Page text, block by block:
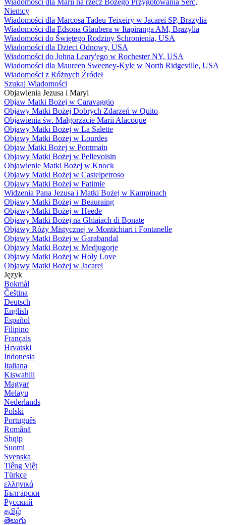
Niemcy
Wiadomości dla Marcosa Tadeu Teixeiry w Jacareí SP, Brazylia
Wiadomości dla Edsona Glaubera w Itapiranga AM, Brazylia
Wiadomości do Świętego Rodziny Schronienia, USA
Wiadomości dla Dzieci Odnowy, USA
Wiadomości do Johna Leary'ego w Rochester NY, USA
Wiadomości dla Maureen Sweeney-Kyle w North Ridgeville, USA
Wiadomości z Różnych Źródeł
Szukaj Wiadomości
Objawienia Jezusa i Maryi
Objaw Matki Bożej w Caravaggio
Objawy Matki Bożej Dobrych Zdarzeń w Quito
Objawienia św. Małgorzacie Marii Alacoque
Objawy Matki Bożej w La Salette
Objawy Matki Bożej w Lourdes
Objaw Matki Bożej w Pontmain
Objawy Matki Bożej w Pellevoisin
Objawienie Matki Bożej w Knock
Objawy Matki Bożej w Castelpetroso
Objawy Matki Bożej w Fatimie
Widzenia Pana Jezusa i Matki Bożej w Kampinach
Objawy Matki Bożej w Beauraing
Objawy Matki Bożej w Heede
Objawy Matki Bożej na Ghiaiach di Bonate
Objawy Róży Mistycznej w Montichiari i Fontanelle
Objawy Matki Bożej w Garabandal
Objawy Matki Bożej w Medjugorje
Objawy Matki Bożej w Holy Love
Objawy Matki Bożej w Jacarei
Język
Bokmål
Čeština
Deutsch
English
Español
Filipino
Français
Hrvatski
Indonesia
Italiana
Kiswahili
Magyar
Melayu
Nederlands
Polski
Português
Română
Shqip
Suomi
Svenska
Tiếng Việt
Türkçe
ελληνικά
Български
Русский
தமிழ்
తెలుగు